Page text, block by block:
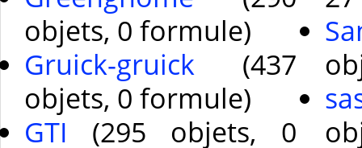
objets, 0 formule)
Gruick-gruick (437
objets, 0 formule)
GTI (295 objets, 0